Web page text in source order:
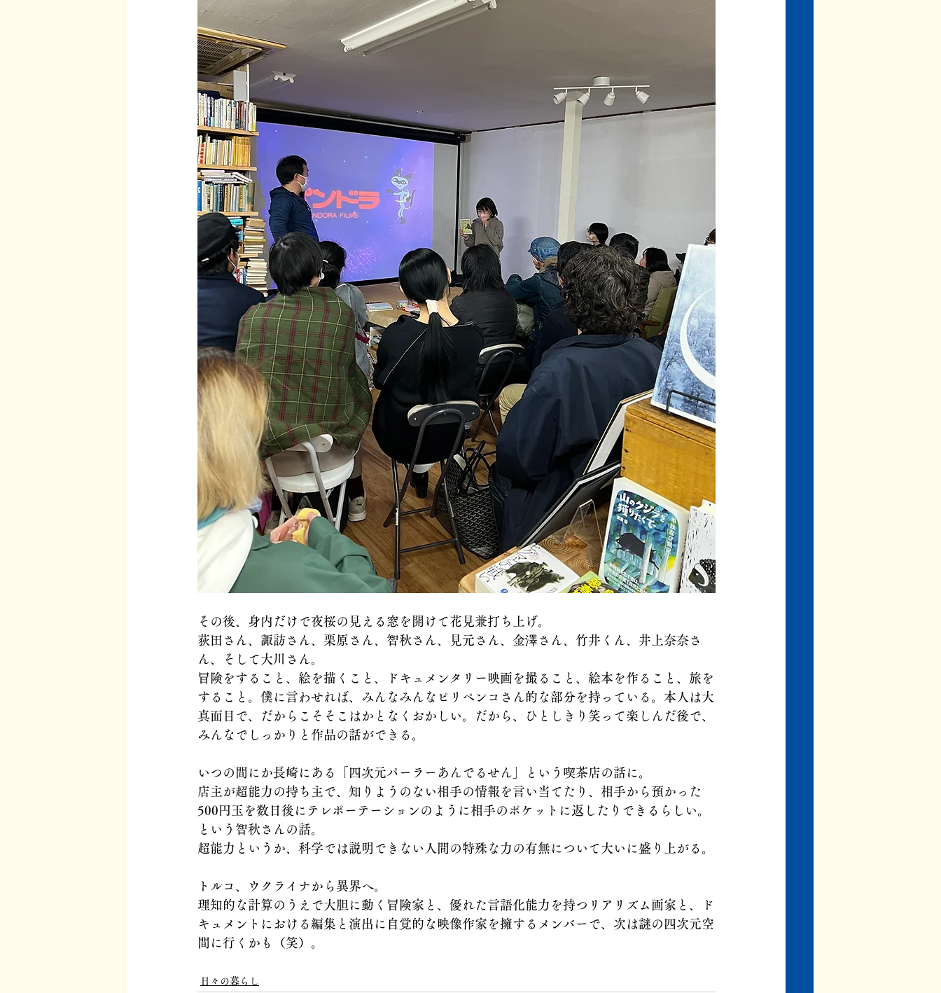
その後、身内だけで夜桜の見える窓を開けて花見兼打ち上げ。
荻田さん、諏訪さん、栗原さん、智秋さん、見元さん、金澤さん、竹井くん、井上奈奈さ
ん、そして大川さん。
冒険をすること、絵を描くこと、ドキュメンタリー映画を撮ること、絵本を作ること、旅を
すること。僕に言わせれば、みんなみんなピリペンコさん的な部分を持っている。本人は大
真面目で、だからこそそこはかとなくおかしい。だから、ひとしきり笑って楽しんだ後で、
みんなでしっかりと作品の話ができる。
いつの間にか長崎にある「四次元パーラーあんでるせん」という喫茶店の話に。
店主が超能力の持ち主で、知りようのない相手の情報を言い当てたり、相手から預かった
500円玉を数日後にテレポーテーションのように相手のポケットに返したりできるらしい。
という智秋さんの話。
超能力というか、科学では説明できない人間の特殊な力の有無について大いに盛り上がる。
トルコ、ウクライナから異界へ。
理知的な計算のうえで大胆に動く冒険家と、優れた言語化能力を持つリアリズム画家と、ド
キュメントにおける編集と演出に自覚的な映像作家を擁するメンバーで、次は謎の四次元空
間に行くかも（笑）。
日々の暮らし